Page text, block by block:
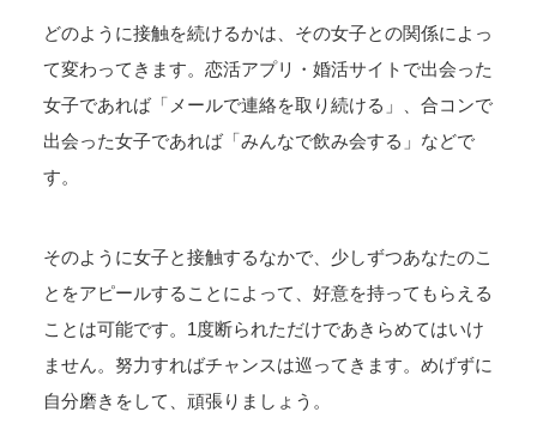
どのように接触を続けるかは、その女子との関係によっ
て変わってきます。恋活アプリ・婚活サイトで出会った
女子であれば「メールで連絡を取り続ける」、合コンで
出会った女子であれば「みんなで飲み会する」などで
す。
そのように女子と接触するなかで、少しずつあなたのこ
とをアピールすることによって、好意を持ってもらえる
ことは可能です。1度断られただけであきらめてはいけ
ません。努力すればチャンスは巡ってきます。めげずに
自分磨きをして、頑張りましょう。